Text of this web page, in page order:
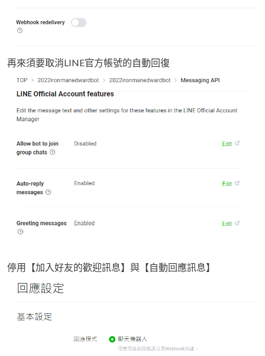
再來須要取消LINE官方帳號的自動回復
停用【加入好友的歡迎訊息】與【自動回應訊息】